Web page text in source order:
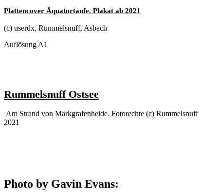
Plattencover Äquatortaufe, Plakat ab 2021
(c) userdx, Rummelsnuff, Asbach
Auflösung A1
Rummelsnuff Ostsee
Am Strand von Markgrafenheide. Fotorechte (c) Rummelsnuff
2021
Photo by Gavin Evans: